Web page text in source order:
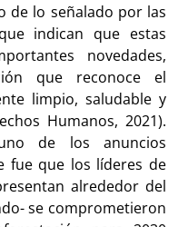
de lo señalado por las
indican que estas
novedades,
que reconoce el
limpio, saludable y
Humanos, 2021).
de los anuncios
fue que los líderes de
alrededor del
se comprometieron